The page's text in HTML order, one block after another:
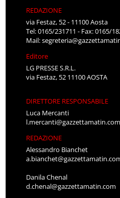
REDAZIONE
via Festaz, 52 - 11100 Aosta
Tel: 0165/231711 - Fax: 0165/
Mail:
Editore
LG PRESSE S.R.L.
via Festaz, 52 11100 AOSTA
DIRETTORE RESPONSABILE
Luca Mercanti
l.mercanti@gazzettamatin.com
REDAZIONE
Alessandro Bianchet
Danila Chenal
d.chenal@gazzettamatin.com